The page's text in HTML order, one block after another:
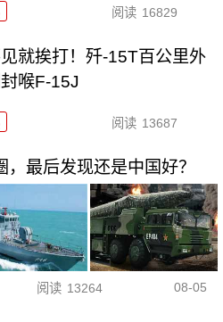
阅读 16829
就挨打！歼-15T百公里外
喉F-15J
阅读 13687
最后发现还是中国好？
阅读 13264 08-05